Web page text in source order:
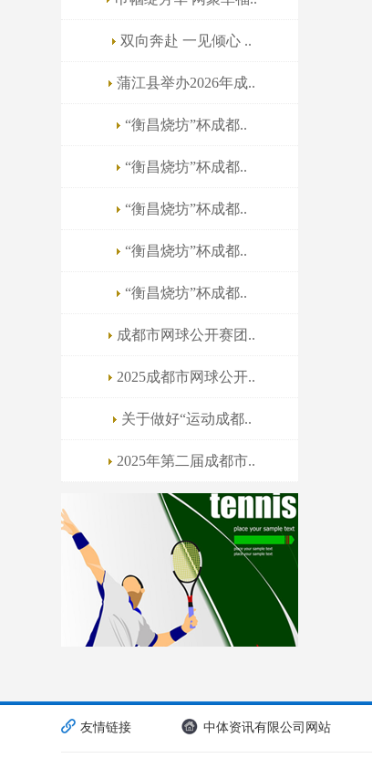
双向奔赴 一见倾心 ..
蒲江县举办2026年成..
“衡昌烧坊”杯成都..
“衡昌烧坊”杯成都..
“衡昌烧坊”杯成都..
“衡昌烧坊”杯成都..
“衡昌烧坊”杯成都..
成都市网球公开赛团..
2025成都市网球公开..
关于做好“运动成都..
2025年第二届成都市..
友情链接 中体资讯有限公司网站